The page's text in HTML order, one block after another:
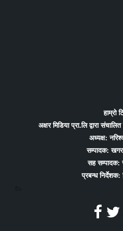
हाम्रो
अक्षर मिडिया प्रा.लि द्वारा
अध्यक्ष:
सम्पादक:
सह सम्पादक:
प्रबन्ध निर्देशक: